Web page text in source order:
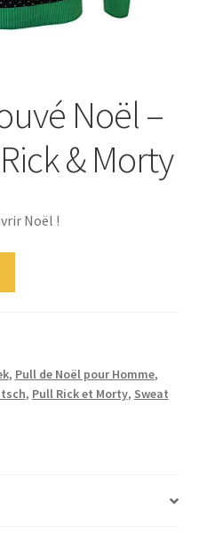
Noël –
& Morty
Noël !
, Pull de Noël pour Homme,
, Pull Rick et Morty, Sweat